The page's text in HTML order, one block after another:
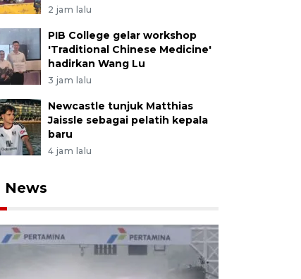
2 jam lalu
PIB College gelar workshop
'Traditional Chinese Medicine'
hadirkan Wang Lu
3 jam lalu
Newcastle tunjuk Matthias
Jaissle sebagai pelatih kepala
baru
4 jam lalu
News